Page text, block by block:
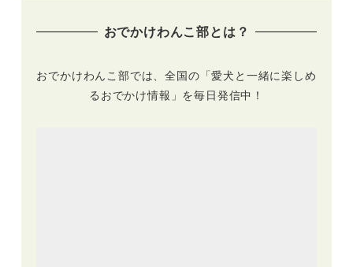
おでかけわんこ部とは？
おでかけわんこ部では、全国の「愛犬と一緒に楽しめ
るおでかけ情報」を毎日発信中！